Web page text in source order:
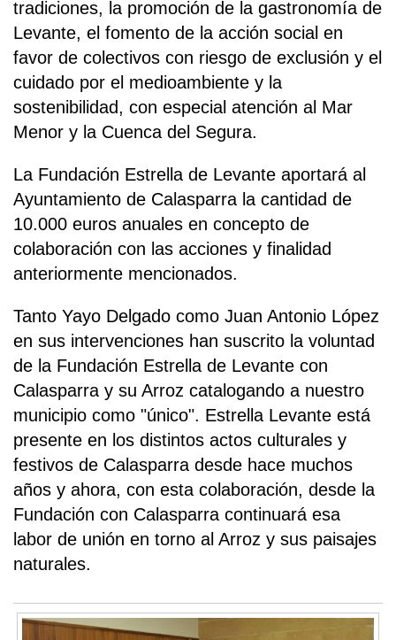
tradiciones, la promoción de la gastronomía de
Levante, el fomento de la acción social en
favor de colectivos con riesgo de exclusión y el
cuidado por el medioambiente y la
sostenibilidad, con especial atención al Mar
Menor y la Cuenca del Segura.
La Fundación Estrella de Levante aportará al
Ayuntamiento de Calasparra la cantidad de
10.000 euros anuales en concepto de
colaboración con las acciones y finalidad
anteriormente mencionados.
Tanto Yayo Delgado como Juan Antonio López
en sus intervenciones han suscrito la voluntad
de la Fundación Estrella de Levante con
Calasparra y su Arroz catalogando a nuestro
municipio como "único". Estrella Levante está
presente en los distintos actos culturales y
festivos de Calasparra desde hace muchos
años y ahora, con esta colaboración, desde la
Fundación con Calasparra continuará esa
labor de unión en torno al Arroz y sus paisajes
naturales.